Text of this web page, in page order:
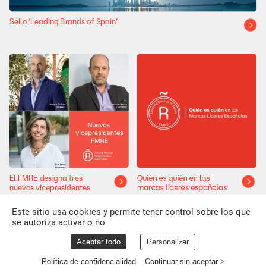
Este sitio usa cookies y permite tener control sobre los que
se autoriza activar o no
Aceptar todo Personalizar
Política de confidencialidad Continuar sin aceptar >
El FMRE designa tres
nuevos vicepresidentes
Quién es quién en las
marcas líderes españolas
Sello ‘Leading Brands of Spain’